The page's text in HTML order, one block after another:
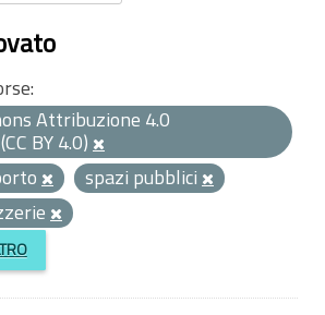
Attribuzione 4.0
BY 4.0)
spazi pubblici